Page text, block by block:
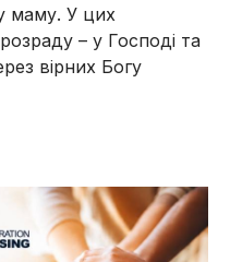
маму. У цих
– у Господі та
вірних Богу